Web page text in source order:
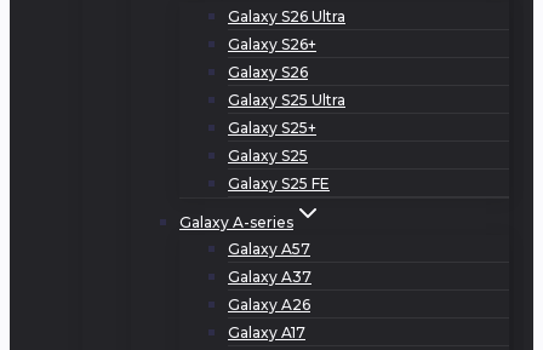
Galaxy S26 Ultra
Galaxy S26+
Galaxy S26
Galaxy S25 Ultra
Galaxy S25+
Galaxy S25
Galaxy S25 FE
Galaxy A-series
Galaxy A57
Galaxy A37
Galaxy A26
Galaxy A17